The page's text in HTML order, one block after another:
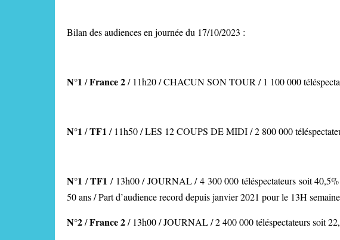
Bilan des audiences en journée du 17/10/2023 :
N°1 /France 2/ 11h20 / CHACUN SON TOUR / 1 100 000
N°1 /TF1 / 11h50 / LES 12 COUPS DE MIDI/ 2 800 000
N°1 /TF1 / 13h00 / JOURNAL / 4 300 000 téléspectateurs soit
50 ans / Part d’audience record depuis janvier 2021 pour le 13H
N°2/France 2/ 13h00 / JOURNAL/ 2 400 000 téléspectateurs soit